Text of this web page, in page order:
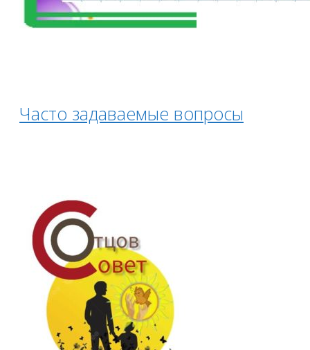
Часто задаваемые вопросы